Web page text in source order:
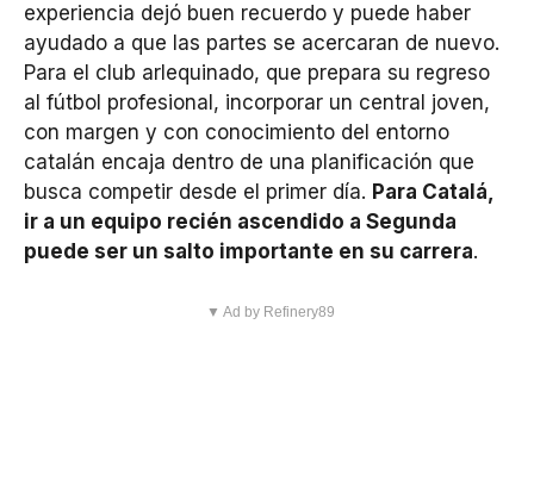
experiencia dejó buen recuerdo y puede haber
ayudado a que las partes se acercaran de nuevo.
Para el club arlequinado, que prepara su regreso
al fútbol profesional, incorporar un central joven,
con margen y con conocimiento del entorno
catalán encaja dentro de una planificación que
busca competir desde el primer día. Para Catalá,
ir a un equipo recién ascendido a Segunda
puede ser un salto importante en su carrera.
▼ Ad by Refinery89